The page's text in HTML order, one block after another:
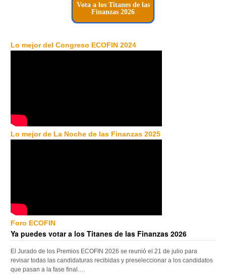
Vota a los Titanes de las
Finanzas 2026
Lo mejor del Congreso ECOFIN 2024
Lo mejor de La Noche de las Finanzas 2025
Foro ECOFIN
Ya puedes votar a los Titanes de las Finanzas 2026
El Jurado de los Premios ECOFIN 2026 se reunió el 21 de julio para
revisar todas las candidaturas recibidas y preseleccionar a los candidatos
que pasan a la fase final….